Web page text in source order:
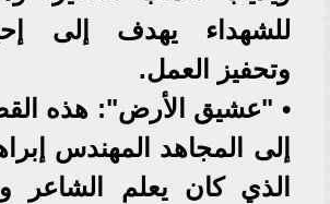
للشهداء يهدف إلى
وتحفيز العمل.
• "عشيق الأرض": هذه
إلى المجاهد المهندس
الذي كان يعلم الشاعر